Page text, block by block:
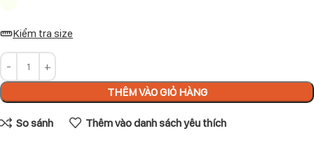
Kiểm tra size
THÊM VÀO GIỎ HÀNG
So sánh Thêm vào danh sách yêu thích